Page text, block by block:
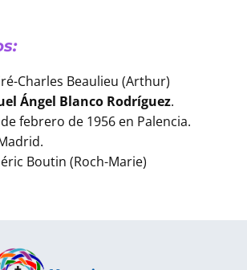
Charles Beaulieu (Arthur)
Ángel Blanco Rodríguez.
febrero de 1956 en Palencia.
Boutin (Roch-Marie)